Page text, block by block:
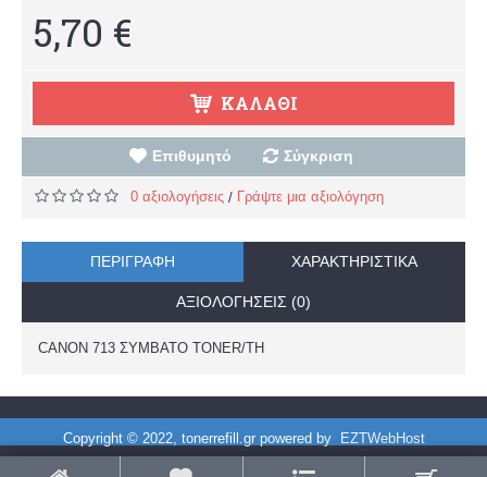
5,70 €
ΚΑΛΆΘΙ
Επιθυμητό Σύγκριση
0 αξιολογήσεις / Γράψτε μια αξιολόγηση
ΠΕΡΙΓΡΑΦΉ ΧΑΡΑΚΤΗΡΙΣΤΙΚΆ
ΑΞΙΟΛΟΓΉΣΕΙΣ (0)
CANON 713 ΣΥΜΒΑΤΟ TONER/TH
Copyright © 2022, tonerrefill.gr powered by EZTWebHost